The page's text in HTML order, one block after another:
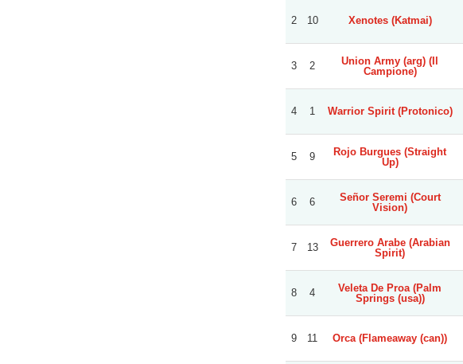
2 10 Xenotes (Katmai)
3 2
Union Army (arg) (Il
Campione)
4 1 Warrior Spirit (Protonico)
5 9
Rojo Burgues (Straight
Up)
6 6
Señor Seremi (Court
Vision)
7 13
Guerrero Arabe (Arabian
Spirit)
8 4
Veleta De Proa (Palm
Springs (usa))
9 11 Orca (Flameaway (can))